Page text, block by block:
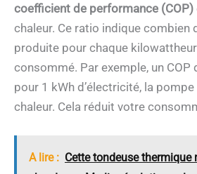
coefficient de performance (COP)
chaleur. Ce ratio indique combien
produite pour chaque
consommé. Par exemple, un COP
pour 1 kWh d’électricité, la
chaleur. Cela réduit votre
A lire : Cette tondeuse thermique